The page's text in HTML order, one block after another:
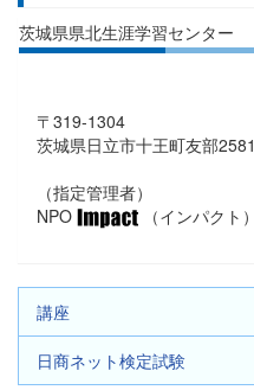
茨城県県北生涯学習センター
〒319-1304
茨城県日立市十王町友部2581
（指定管理者）
NPO
（インパクト）
講座
日商ネット検定試験